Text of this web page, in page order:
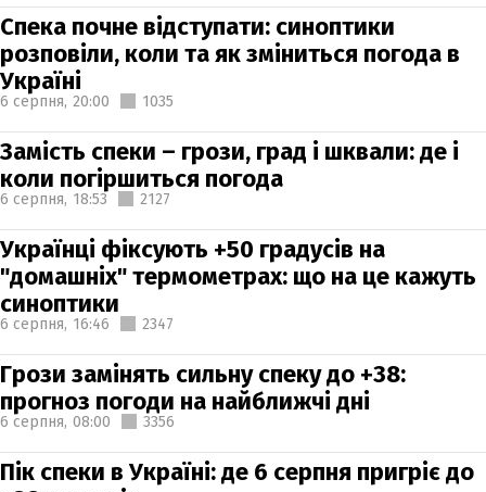
Спека почне відступати: синоптики
розповіли, коли та як зміниться погода в
Україні
6 серпня, 20:00 1035
Замість спеки – грози, град і шквали: де і
коли погіршиться погода
6 серпня, 18:53 2127
Українці фіксують +50 градусів на
"домашніх" термометрах: що на це кажуть
синоптики
6 серпня, 16:46 2347
Грози замінять сильну спеку до +38:
прогноз погоди на найближчі дні
6 серпня, 08:00 3356
Пік спеки в Україні: де 6 серпня пригріє до